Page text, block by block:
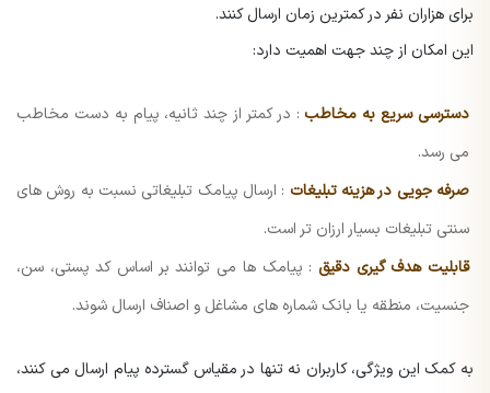
برای هزاران نفر در کمترین زمان ارسال کنند.
این امکان از چند جهت اهمیت دارد:
دسترسی سریع به مخاطب : در کمتر از چند ثانیه، پیام به دست مخاطب
می رسد.
صرفه جویی در هزینه تبلیغات : ارسال پیامک تبلیغاتی نسبت به روش های
سنتی تبلیغات بسیار ارزان تر است.
قابلیت هدف گیری دقیق : پیامک ها می توانند بر اساس کد پستی، سن،
جنسیت، منطقه یا بانک شماره های مشاغل و اصناف ارسال شوند.
به کمک این ویژگی، کاربران نه تنها در مقیاس گسترده پیام ارسال می کنند،